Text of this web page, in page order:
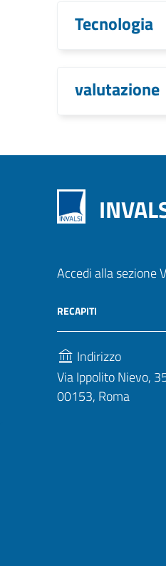
Tecnologia
valutazione
Accedi alla sezione
RECAPITI
Indirizzo
Via Ippolito Nievo,
00153, Roma